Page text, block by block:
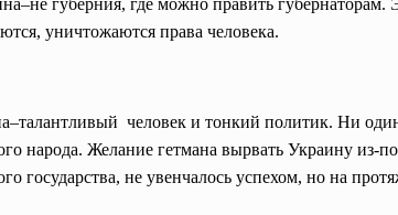
губерния, где можно править губернаторам.
уничтожаются права человека.
человек и тонкий политик. Ни
народа. Желание гетмана вырвать Украину из-
государства, не увенчалось успехом, но на